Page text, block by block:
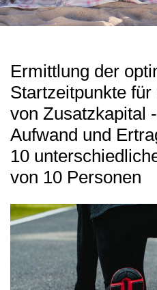
Ermittlung der
Startzeitpunkte
von Zusatzkapital
Aufwand und
10
von 10 Personen